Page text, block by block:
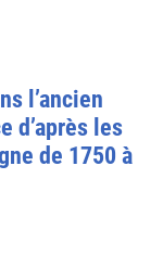
l’ancien
d’après les
de 1750 à